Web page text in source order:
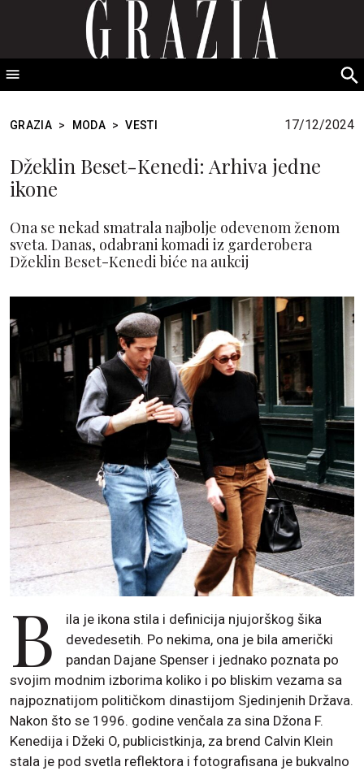
GRAZIA Srbija
GRAZIA > MODA > VESTI 17/12/2024
Džeklin Beset-Kenedi: Arhiva jedne
ikone
Ona se nekad smatrala najbolje odevenom ženom
sveta. Danas, odabrani komadi iz garderobera
Džeklin Beset-Kenedi biće na aukcij
B
ila je ikona stila i definicija njujorškog šika
devedesetih. Po nekima, ona je bila američki
pandan Dajane Spenser i jednako poznata po
svojim modnim izborima koliko i po bliskim vezama sa
najpoznatijom političkom dinastijom Sjedinjenih Država.
Nakon što se 1996. godine venčala za sina Džona F.
Kenedija i Džeki O, publicistkinja, za brend Calvin Klein
stala je pod svetla reflektora i fotografisana je bukvalno